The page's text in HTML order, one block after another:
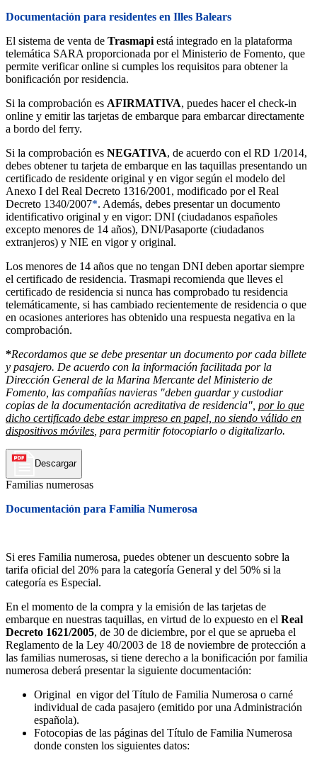
Documentación para residentes en Illes Balears
El sistema de venta de Trasmapiestá integrado en la plataforma
telemática SARA proporcionada por el Ministerio de Fomento, que
permite verificar online si cumples los requisitos para obtener la
bonificación por residencia.
Si la comprobación es AFIRMATIVA, puedes hacer el check-in
online y emitir las tarjetas de embarque para embarcar directamente
a bordo del ferry.
Si la comprobación es NEGATIVA, de acuerdo con el RD 1/2014,
debes obtener tu tarjeta de embarque en las taquillas presentando un
certificado de residente original y en vigor según el modelo del
Anexo I del Real Decreto 1316/2001, modificado por el Real
Decreto 1340/2007*. Además, debes presentar un documento
identificativo original y en vigor: DNI (ciudadanos españoles
excepto menores de 14 años), DNI/Pasaporte (ciudadanos
extranjeros) y NIE en vigor y original.
Los menores de 14 años que no tengan DNI deben aportar siempre
el certificado de residencia. Trasmapi recomienda que lleves el
certificado de residencia si nunca has comprobado tu residencia
telemáticamente, si has cambiado recientemente de residencia o que
en ocasiones anteriores has obtenido una respuesta negativa en la
comprobación.
*Recordamos que se debe presentar un documento por cada billete
y pasajero. De acuerdo con la información facilitada por la
Dirección General de la Marina Mercante del Ministerio de
Fomento, las compañías navieras "deben guardar y custodiar
copias de la documentación acreditativa de residencia", por lo que
dicho certificado debe estar impreso en papel, no siendo válido en
dispositivos móviles, para permitir fotocopiarlo o digitalizarlo.
Descargar
Familias numerosas
Documentación para Familia Numerosa
Si eres Familia numerosa, puedes obtener un descuento sobre la
tarifa oficial del 20% para la categoría General y del 50% si la
categoría es Especial.
En el momento de la compra y la emisión de las tarjetas de
embarque en nuestras taquillas, en virtud de lo expuesto en el Real
Decreto 1621/2005, de 30 de diciembre, por el que se aprueba el
Reglamento de la Ley 40/2003 de 18 de noviembre de protección a
las familias numerosas, si tiene derecho a la bonificación por familia
numerosa deberá presentar la siguiente documentación:
Original en vigor del Título de Familia Numerosa o carné
individual de cada pasajero (emitido por una Administración
española).
Fotocopias de las páginas del Título de Familia Numerosa
donde consten los siguientes datos: